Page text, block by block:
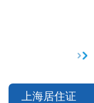
上海居住证